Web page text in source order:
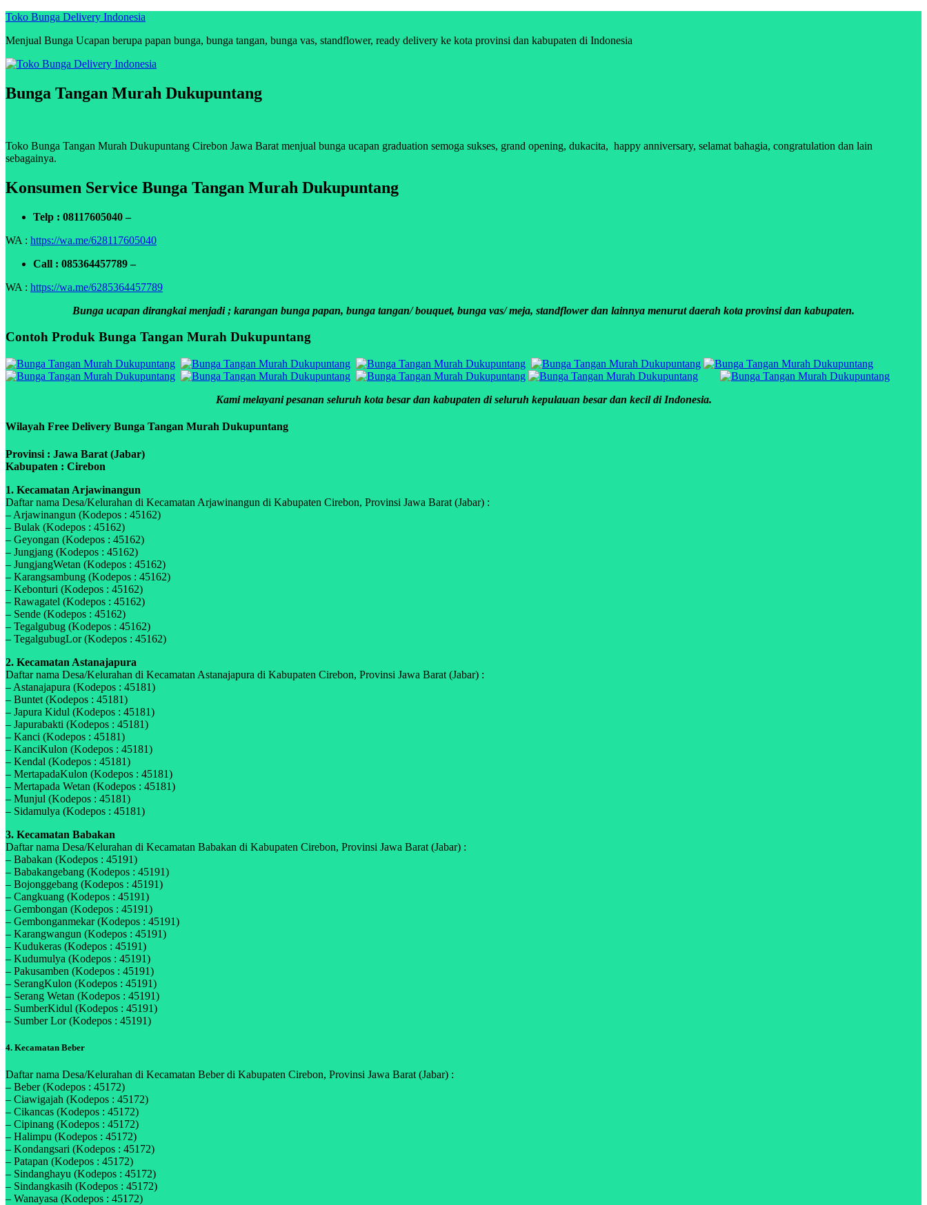
Skip
content
Toko Bunga Delivery Indonesia
Menjual Bunga Ucapan berupa papan bunga, bunga tangan, bunga vas, standflower, ready delivery ke kota provinsi dan kabupaten di Indonesia
Bunga Tangan Murah Dukupuntang
Toko Bunga Tangan Murah Dukupuntang Cirebon Jawa Barat menjual bunga ucapan graduation semoga sukses, grand opening, dukacita, happy anniversary, selamat bahagia, congratulation dan lain
sebagainya.
Konsumen Service Bunga Tangan Murah Dukupuntang
Telp : 08117605040 –
WA : https://wa.me/628117605040
Call : 085364457789 –
WA : https://wa.me/6285364457789
Bunga ucapan dirangkai menjadi ; karangan bunga papan, bunga tangan/ bouquet, bunga vas/ meja, standflower dan lainnya menurut daerah kota provinsi dan kabupaten.
Contoh Produk Bunga Tangan Murah Dukupuntang
Kami melayani pesanan seluruh kota besar dan kabupaten di seluruh kepulauan besar dan kecil di Indonesia.
Wilayah Free Delivery Bunga Tangan Murah Dukupuntang
Provinsi : Jawa Barat (Jabar)
Kabupaten : Cirebon
1. Kecamatan Arjawinangun
Daftar nama Desa/Kelurahan di Kecamatan Arjawinangun di Kabupaten Cirebon, Provinsi Jawa Barat (Jabar) :
– Arjawinangun (Kodepos : 45162)
– Bulak (Kodepos : 45162)
– Geyongan (Kodepos : 45162)
– Jungjang (Kodepos : 45162)
– JungjangWetan (Kodepos : 45162)
– Karangsambung (Kodepos : 45162)
– Kebonturi (Kodepos : 45162)
– Rawagatel (Kodepos : 45162)
– Sende (Kodepos : 45162)
– Tegalgubug (Kodepos : 45162)
– TegalgubugLor (Kodepos : 45162)
2. Kecamatan Astanajapura
Daftar nama Desa/Kelurahan di Kecamatan Astanajapura di Kabupaten Cirebon, Provinsi Jawa Barat (Jabar) :
– Astanajapura (Kodepos : 45181)
– Buntet (Kodepos : 45181)
– Japura Kidul (Kodepos : 45181)
– Japurabakti (Kodepos : 45181)
– Kanci (Kodepos : 45181)
– KanciKulon (Kodepos : 45181)
– Kendal (Kodepos : 45181)
– MertapadaKulon (Kodepos : 45181)
– Mertapada Wetan (Kodepos : 45181)
– Munjul (Kodepos : 45181)
– Sidamulya (Kodepos : 45181)
3. Kecamatan Babakan
Daftar nama Desa/Kelurahan di Kecamatan Babakan di Kabupaten Cirebon, Provinsi Jawa Barat (Jabar) :
– Babakan (Kodepos : 45191)
– Babakangebang (Kodepos : 45191)
– Bojonggebang (Kodepos : 45191)
– Cangkuang (Kodepos : 45191)
– Gembongan (Kodepos : 45191)
– Gembonganmekar (Kodepos : 45191)
– Karangwangun (Kodepos : 45191)
– Kudukeras (Kodepos : 45191)
– Kudumulya (Kodepos : 45191)
– Pakusamben (Kodepos : 45191)
– SerangKulon (Kodepos : 45191)
– Serang Wetan (Kodepos : 45191)
– SumberKidul (Kodepos : 45191)
– Sumber Lor (Kodepos : 45191)
4. Kecamatan Beber
Daftar nama Desa/Kelurahan di Kecamatan Beber di Kabupaten Cirebon, Provinsi Jawa Barat (Jabar) :
– Beber (Kodepos : 45172)
– Ciawigajah (Kodepos : 45172)
– Cikancas (Kodepos : 45172)
– Cipinang (Kodepos : 45172)
– Halimpu (Kodepos : 45172)
– Kondangsari (Kodepos : 45172)
– Patapan (Kodepos : 45172)
– Sindanghayu (Kodepos : 45172)
– Sindangkasih (Kodepos : 45172)
– Wanayasa (Kodepos : 45172)